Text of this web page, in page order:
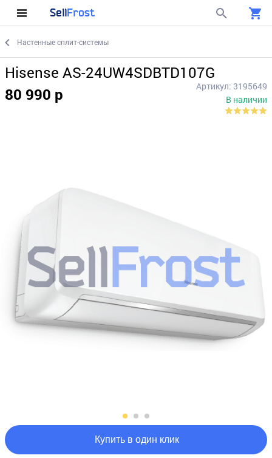
SellFrost
Настенные сплит-системы
Hisense AS-24UW4SDBTD107G
80 990 р
Артикул: 3195649
В наличии
Купить в один клик